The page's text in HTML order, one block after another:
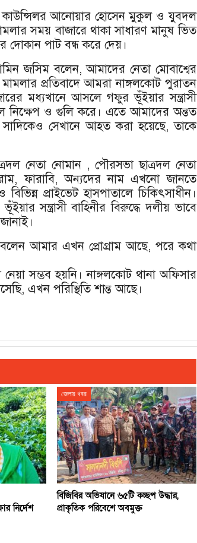
কাউন্সিলর আনোয়ার হোসেন মুকুল ও যুবদল
সময় বাজারে থাকা সাধারণ মানুষ ভিত
দোকান পাট বন্ধ করে দেয়।
জসিম বলেন, আমাদের নেতা মোবাশ্বের
প্রতিবাদে আমরা নাঙ্গলকোট পুরাতন
মধ্যখানে আসলে গফুর ভূঁইয়ার সন্ত্রাসী
নিক্ষেপ ও গুলি করে। এতে আমাদের অন্তত
সেখানে আহত করা হয়েছে, তাকে
নেতা নোমান , পৌরসভা ছাত্রদল নেতা
ফারাবি, অন্যদের নাম এখনো জানতে
প্রাইভেট হাসপাতালে চিকিৎসাধীন।
সন্ত্রাসী বাহিনীর বিরুদ্ধে দলীয় ভাবে
আমার এখন প্রোগ্রাম আছে, পরে কথা
সম্ভব হয়নি। নাঙ্গলকোট থানা অফিসার
এখন পরিস্থিতি শান্ত আছে।
নির্দেশ
জেলার খবর
বিজিবির অভিযানে ৬৫টি কচ্ছপ উদ্ধার,
প্রাকৃতিক পরিবেশে অবমুক্ত